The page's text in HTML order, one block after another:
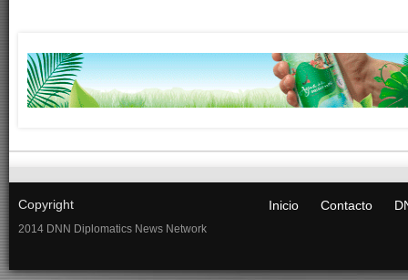
Copyright
2014 DNN Diplomatics News Network
Inicio Contacto